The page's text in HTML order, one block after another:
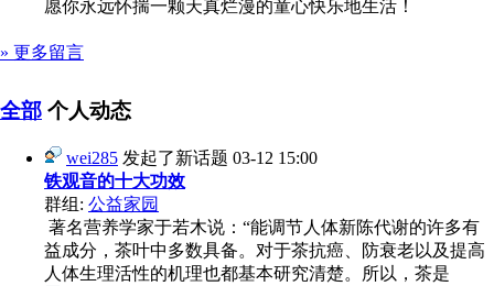
愿你永远怀揣一颗天真烂漫的童心快乐地生活！
» 更多留言
全部 个人动态
wei285 发起了新话题 03-12 15:00
铁观音的十大功效
群组: 公益家园
著名营养学家于若木说：“能调节人体新陈代谢的许多有
益成分，茶叶中多数具备。对于茶抗癌、防衰老以及提高
人体生理活性的机理也都基本研究清楚。所以，茶是